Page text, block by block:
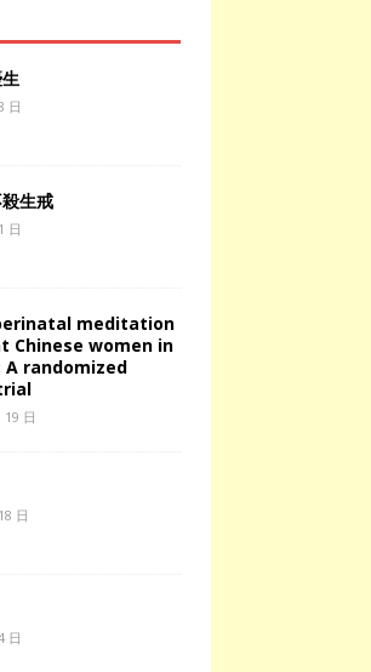
日
生戒
日
meditation
Chinese women in
A randomized
日
日
日